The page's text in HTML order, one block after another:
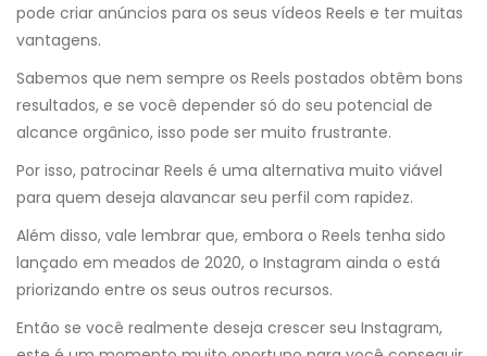
pode criar anúncios para os seus vídeos Reels e ter muitas
vantagens.
Sabemos que nem sempre os Reels postados obtêm bons
resultados, e se você depender só do seu potencial de
alcance orgânico, isso pode ser muito frustrante.
Por isso, patrocinar Reels é uma alternativa muito viável
para quem deseja alavancar seu perfil com rapidez.
Além disso, vale lembrar que, embora o Reels tenha sido
lançado em meados de 2020, o Instagram ainda o está
priorizando entre os seus outros recursos.
Então se você realmente deseja crescer seu Instagram,